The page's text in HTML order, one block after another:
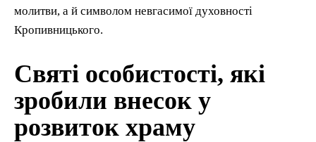
молитви, а й символом невгасимої духовності
Кропивницького.
Святі особистості, які
зробили внесок у
розвиток храму